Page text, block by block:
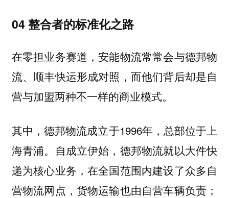
04 整合者的标准化之路
在零担业务赛道，安能物流常常会与德邦物
流、顺丰快运形成对照，而他们背后却是自
营与加盟两种不一样的商业模式。
其中，德邦物流成立于1996年，总部位于上
海青浦。自成立伊始，德邦物流就以大件快
递为核心业务，在全国范围内建设了众多自
营物流网点，货物运输也由自营车辆负责；